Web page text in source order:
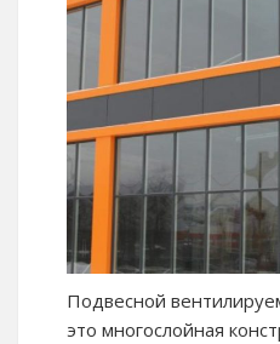
Подвесной
это многослойная